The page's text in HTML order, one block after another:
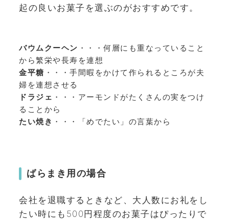
起の良いお菓子を選ぶのがおすすめです。
バウムクーヘン ・・・何層にも重なっていること
から繁栄や長寿を連想
金平糖 ・・・手間暇をかけて作られるところが夫
婦を連想させる
ドラジェ ・・・アーモンドがたくさんの実をつけ
ることから
たい焼き ・・・「めでたい」の言葉から
ばらまき用の場合
会社を退職するときなど、大人数にお礼をし
たい時にも500円程度のお菓子はぴったりで